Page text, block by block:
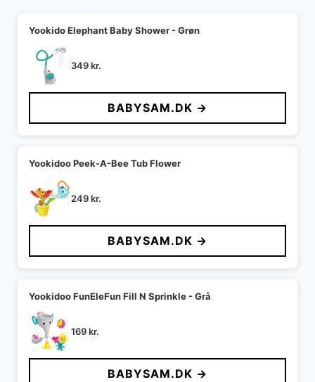
Yookido Elephant Baby Shower - Grøn
349kr.
BABYSAM.DK →
Yookidoo Peek-A-Bee Tub Flower
249kr.
BABYSAM.DK →
Yookidoo FunEleFun Fill N Sprinkle - Grå
169kr.
BABYSAM.DK →